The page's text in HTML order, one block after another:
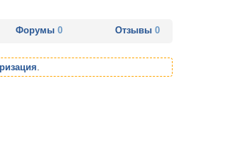
Форумы 0 Отзывы 0
.